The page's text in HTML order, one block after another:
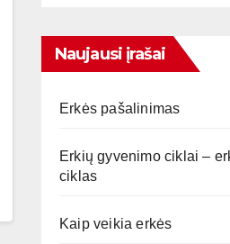
Naujausi įrašai
Erkės pašalinimas
Erkių gyvenimo ciklai –
ciklas
Kaip veikia erkės